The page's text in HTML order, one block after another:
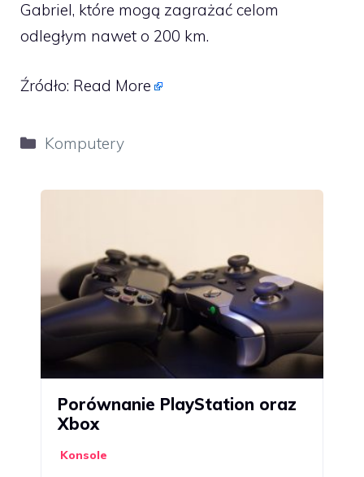
Gabriel, które mogą zagrażać celom
odległym nawet o 200 km.
Źródło: Read More
Kategorie
Komputery
Porównanie PlayStation oraz
Xbox
Konsole